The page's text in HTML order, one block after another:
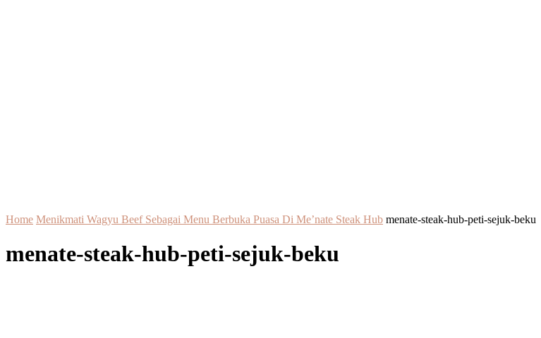
Home Menikmati Wagyu Beef Sebagai Menu Berbuka Puasa Di Me’nate Steak Hub menate-steak-hub-peti-sejuk-beku
menate-steak-hub-peti-sejuk-beku